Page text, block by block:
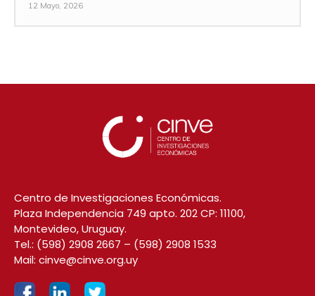
12 Mayo, 2026
Centro de Investigaciones Económicas.
Plaza Independencia 749 apto. 202 CP: 11100,
Montevideo, Uruguay.
Tel.: (598) 2908 2667 – (598) 2908 1533
Mail: cinve@cinve.org.uy